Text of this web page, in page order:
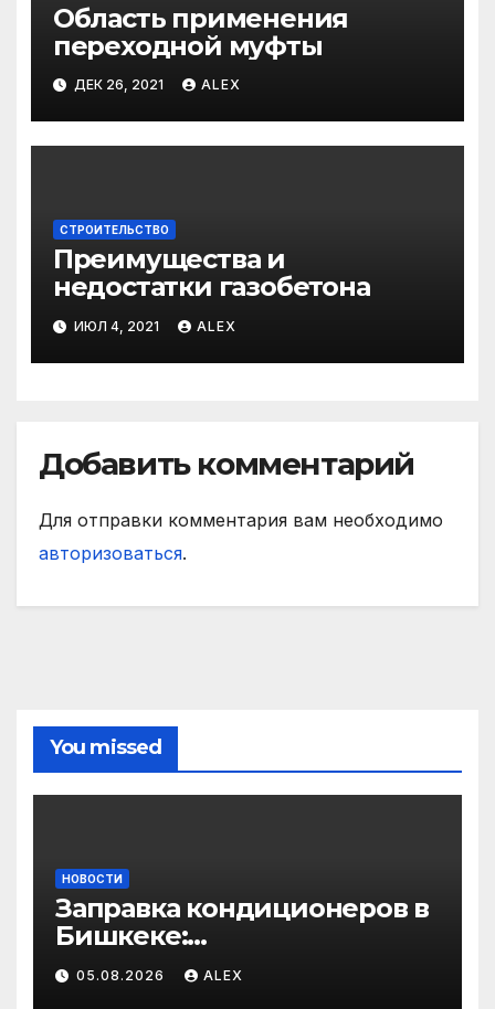
Область применения
переходной муфты
ДЕК 26, 2021 ALEX
СТРОИТЕЛЬСТВО
Преимущества и
недостатки газобетона
ИЮЛ 4, 2021 ALEX
Добавить комментарий
Для отправки комментария вам необходимо
авторизоваться.
You missed
НОВОСТИ
Заправка кондиционеров в
Бишкеке:
профессиональные услуги
для дома и авто
05.08.2026 ALEX